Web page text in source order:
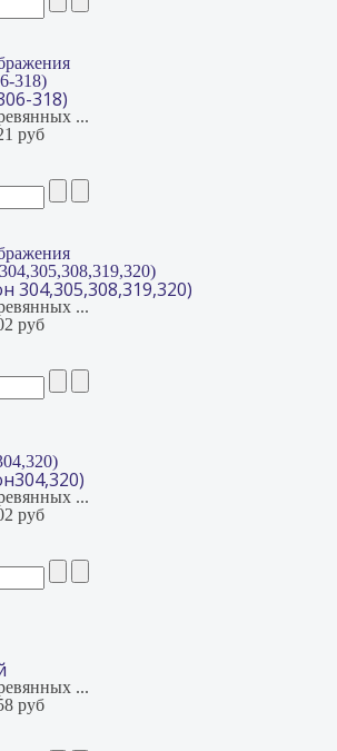
318)
318)
...
руб
304,305,308,319,320)
...
руб
...
руб
...
руб